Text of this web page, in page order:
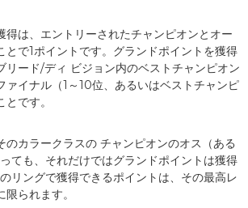
得は、エントリーされたチャンピオンとオー
とで1ポイントです。グランドポイントを獲得
リード/ディ ビジョン内のベストチャンピオン
ァイナル（1～10位、あるいはベストチャンピ
です。
のカラークラスの チャンピオンのオス（ある
ても、それだけではグランドポイントは獲得
リングで獲得できるポイントは、その最高レ
られます。